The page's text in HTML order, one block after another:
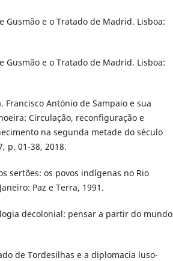
Gusmão e o Tratado de Madrid. Lisboa:
Gusmão e o Tratado de Madrid. Lisboa:
Francisco António de Sampaio e sua
Circulação, reconfiguração e
na segunda metade do século
p. 01-38, 2018.
sertões: os povos indígenas no Rio
Paz e Terra, 1991.
decolonial: pensar a partir do mundo
de Tordesilhas e a diplomacia luso-